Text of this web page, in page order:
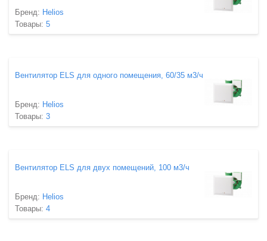
Бренд: Helios
Товары: 5
Вентилятор ELS для одного помещения, 60/35 м3/ч
Бренд: Helios
Товары: 3
Вентилятор ELS для двух помещений, 100 м3/ч
Бренд: Helios
Товары: 4